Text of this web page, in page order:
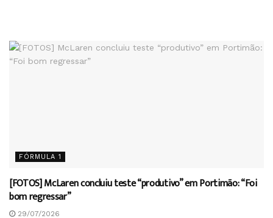
FÓRMULA 1
[FOTOS] McLaren concluiu teste “produtivo” em Portimão: “Foi
bom regressar”
29/07/2026